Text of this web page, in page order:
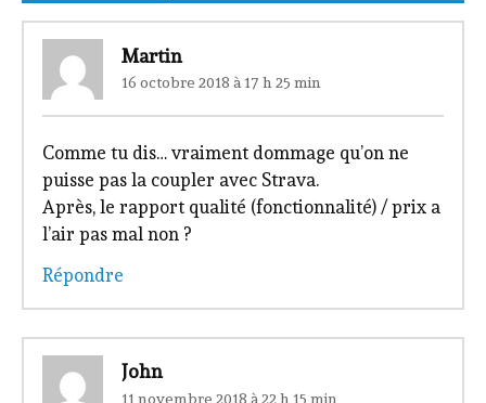
Martin
16 octobre 2018 à 17 h 25 min
Comme tu dis… vraiment dommage qu’on ne
puisse pas la coupler avec Strava.
Après, le rapport qualité (fonctionnalité) / prix a
l’air pas mal non ?
Répondre
John
11 novembre 2018 à 22 h 15 min